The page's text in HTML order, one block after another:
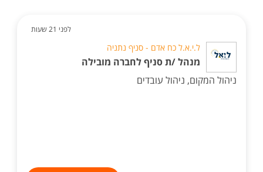
לפני 21 שעות
ל.י.א.ל כח אדם - סניף נתניה
מנהל /ת סניף לחברה מובילה
ניהול המקום, ניהול עובדים